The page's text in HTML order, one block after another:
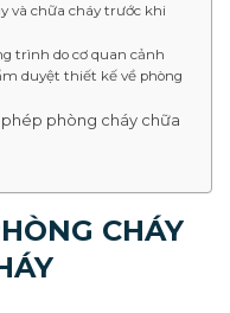
và chữa cháy trước khi
trình do cơ quan cảnh
duyệt thiết kế về phòng
phép phòng cháy chữa
CHÁY